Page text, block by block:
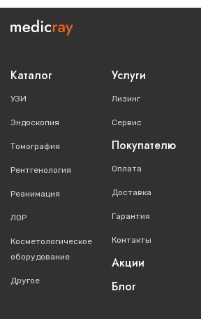
Каталог
УЗИ
Эндоскопия
Томография
Рентгенология
Реанимация
ЛОР
Косметологическое
оборудование
Другое
Услуги
Лизинг
Сервис
Покупателю
Оплата
Доставка
Гарантия
Контакты
Акции
Блог